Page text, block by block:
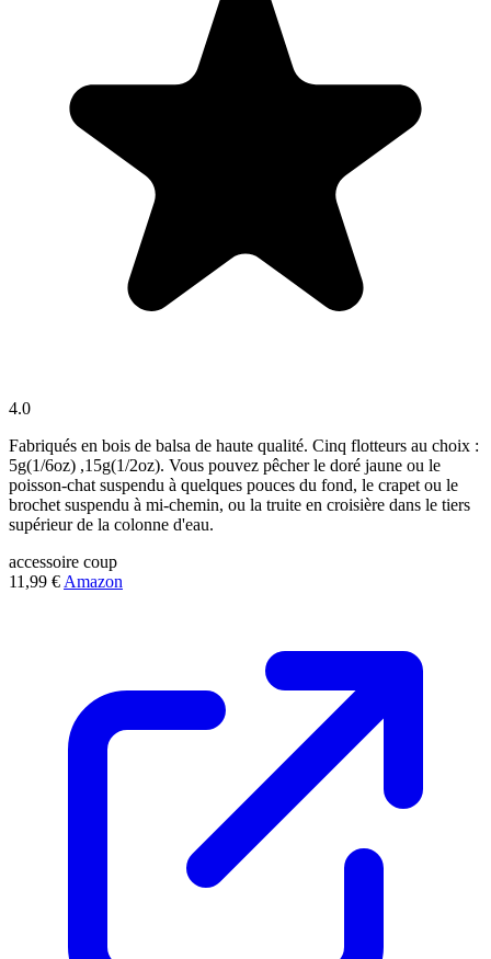
4.0
Fabriqués en bois de balsa de haute qualité. Cinq flotteurs au choix :
5g(1/6oz) ,15g(1/2oz). Vous pouvez pêcher le doré jaune ou le
poisson-chat suspendu à quelques pouces du fond, le crapet ou le
brochet suspendu à mi-chemin, ou la truite en croisière dans le tiers
supérieur de la colonne d'eau.
accessoire coup
11,99 € Amazon